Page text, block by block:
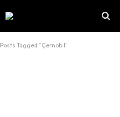
Posts Tagged "Çernobil"